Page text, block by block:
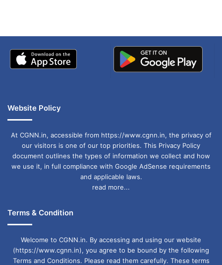
Website Policy
At CGNN.in, accessible from https://www.cgnn.in, the privacy of
our visitors is one of our top priorities. This Privacy Policy
document outlines the types of information we collect and how
we use it, in full compliance with Google AdSense requirements
and applicable laws.
read more...
Terms & Condition
Welcome to CGNN.in. By accessing and using our website
(https://www.cgnn.in), you agree to be bound by the following
Terms and Conditions. Please read them carefully. These terms